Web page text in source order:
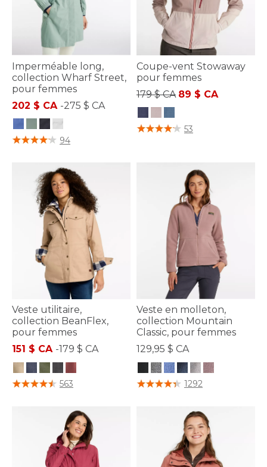
Imperméable long,
collection Wharf Street,
pour femmes
202 $ CA -275 $ CA
5 sur 5 Évaluation des clients
94
Coupe-vent Stowaway
pour femmes
Prix réduit de
179 $ CAà89 $ CA
5 sur 5 Évaluation des clients
53
Veste utilitaire,
collection BeanFlex,
pour femmes
151 $ CA -179 $ CA
3,3 sur 5 Évaluation des clients
563
Veste en molleton,
collection Mountain
Classic, pour femmes
129,95 $ CA
5 sur 5 Évaluation des clients
1292